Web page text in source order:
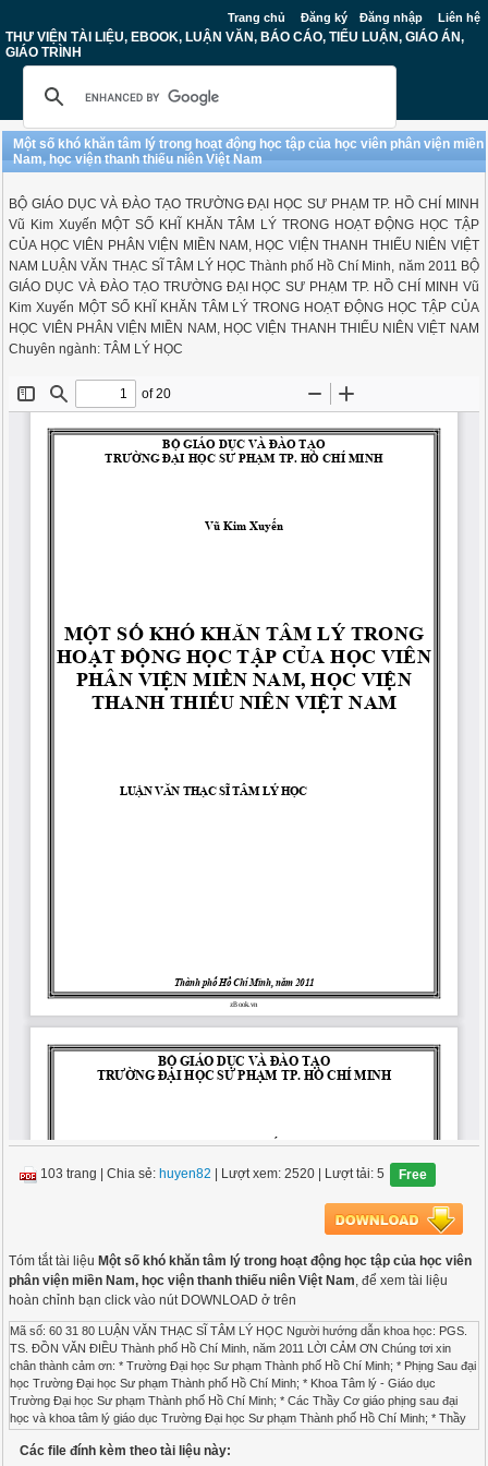
Trang chủ Đăng ký Đăng nhập Liên hệ
THƯ VIỆN TÀI LIỆU, EBOOK, LUẬN VĂN, BÁO CÁO, TIỂU LUẬN, GIÁO ÁN,
GIÁO TRÌNH
Một số khó khăn tâm lý trong hoạt động học tập của học viên phân viện miền
Nam, học viện thanh thiếu niên Việt Nam
BỘ GIÁO DỤC VÀ ĐÀO TẠO TRƯỜNG ĐẠI HỌC SƯ PHẠM TP. HỒ CHÍ MINH
Vũ Kim Xuyến MỘT SỐ KHĨ KHĂN TÂM LÝ TRONG HOẠT ĐỘNG HỌC TẬP
CỦA HỌC VIÊN PHÂN VIỆN MIỀN NAM, HỌC VIỆN THANH THIẾU NIÊN VIỆT
NAM LUẬN VĂN THẠC SĨ TÂM LÝ HỌC Thành phố Hồ Chí Minh, năm 2011 BỘ
GIÁO DỤC VÀ ĐÀO TẠO TRƯỜNG ĐẠI HỌC SƯ PHẠM TP. HỒ CHÍ MINH Vũ
Kim Xuyến MỘT SỐ KHĨ KHĂN TÂM LÝ TRONG HOẠT ĐỘNG HỌC TẬP CỦA
HỌC VIÊN PHÂN VIỆN MIỀN NAM, HỌC VIỆN THANH THIẾU NIÊN VIỆT NAM
Chuyên ngành: TÂM LÝ HỌC
103 trang |Chia sẻ: huyen82 | Lượt xem: 2520 | Lượt tải: 5 Free
Tóm tắt tài liệu Một số khó khăn tâm lý trong hoạt động học tập của học viên
phân viện miền Nam, học viện thanh thiếu niên Việt Nam, để xem tài liệu
hoàn chỉnh bạn click vào nút DOWNLOAD ở trên
Mã số: 60 31 80 LUẬN VĂN THẠC SĨ TÂM LÝ HỌC Người hướng dẫn khoa học: PGS. TS. ĐỒN VĂN ĐIỀU Thành phố Hồ Chí Minh, năm 2011 LỜI CẢM ƠN Chúng tơi xin chân thành cảm ơn: * Trường Đại học Sư phạm Thành phố Hồ Chí Minh; * Phịng Sau đại học Trường Đại học Sư phạm Thành phố Hồ Chí Minh; * Khoa Tâm lý - Giáo dục Trường Đại học Sư phạm Thành phố Hồ Chí Minh; * Các Thầy Cơ giáo phịng sau đại học và khoa tâm lý giáo dục Trường Đại học Sư phạm Thành phố Hồ Chí Minh; * Thầy Cơ giáo và các em Học viên K14, 15 của Phân viện Miền Nam, Học viện Thanh thiếu niên Việt Nam; * PGS.TS. Đồn Văn Điều, người hướng dẫn Đã tận tình hướng dẫn, tạo điều kiện, giúp đỡ và động viên, khuyến khích tơi trong suốt quá trình học tập và nghiên cứu đề tài này. Người thực hiện: Vũ Kim Xuyến MỤC LỤC 0TLỜI CẢM ƠN0T ...................................................................................................................... 3 0TMỤC LỤC0T ............................................................................................................................ 4 0TDANH MỤC CÁC KÝ HIỆU VÀ CÁC CHỮ VIẾT TẮT0T ................................................ 6 0TMỞ ĐẦU0T .............................................................................................................................. 7 0T1.Lý do chọn đề tài0T ................................................................................................................................... 7 0T2.Mục đích nghiên cứu0T ............................................................................................................................. 8 0T3. Khách thể và đối tượng nghiên cứu0T ...................................................................................................... 8 0T4.Giả thuyết khoa học0T............................................................................................................................... 8 0T5. Nhiệm vụ nghiên cứu0T ........................................................................................................................... 9 0T6. Giới hạn đề tài0T ...................................................................................................................................... 9 0T7. Phương pháp nghiên cứu0T ...................................................................................................................... 9 0TCHƯƠNG 1: CƠ SỞ LÝ LUẬN0T ....................................................................................... 10 0T1.1.Lịch sử vấn đề nghiên cứu0T ................................................................................................................ 10 0T1.1.1.Trên thế giới0T ............................................................................................................................. 10 0T1.1.2.Ở Việt Nam0T .............................................................................................................................. 12 0T1.2.Cơ sở lý luận0T .................................................................................................................................... 15 0T1.2.1.Một số khái niệm cĩ liên quan đến đề tài0T ................................................................................... 15 0T1.2.1.1.Khĩ khăn0T ........................................................................................................................... 15 0T1.2.1.2.Khĩ khăn tâm lý trong hoạt động học tập0T ........................................................................... 16 0T1.2.2. Hoạt động học tập và khĩ khăn tâm lý trong hoạt động học tập của học viên trường trung học chuyên nghiệp và dạy nghề0T ................................................................................................................ 17 0T1.2.2.1. Khái niệm Hoạt động0T ....................................................................................................... 17 0T1.2.2.2. Khái niệm hoạt động học tập0T ............................................................................................ 18 0T1.2.2.3. Bản chất của hoạt động học tập0T ........................................................................................ 19 0T1.2.2.4. Khĩ khăn tâm lý trong hoạt động học tập của học viên các trường chuyên nghiệp0T ............ 21 0T1.2.2.5. Hoạt động học tập và khĩ khăn tâm lý trong hoạt động học tập của học viên Phân viện Miền Nam, học viên Thanh thiếu niên Việt Nam0T ........................................................................... 27 0T1.2.2.6. Nguyên nhân của những khĩ khăn tâm lý trong hoạt động học tập0T .................................... 33 0TCHƯƠNG 2: KẾT QUẢ CỦA PHƯƠNG PHÁP NGHIÊN CỨU KHẢO SÁT0T ............. 35 0T2.1. Thể thức và phương pháp nghiên cứu0T .............................................................................................. 35 0T2.1.1. Cách soạn thang đo 0T .................................................................................................................. 35 0T2.1.2. Mẫu nghiên cứu0T ....................................................................................................................... 36 0T2.2. Thực trạng những khĩ khăn tâm lý trong hoạt động học tập của học viên Phân viện Miền Nam, Học viện thanh thiếu niên Việt Nam0T .............................................................................................................. 37 0T2.3. Thực trạng nguyên nhân gây ra những khĩ khăn tâm lý trong hoạt động học tập của học viên Phân viện Miền Nam0T ...................................................................................................................................... 55 0TCHƯƠNG 3: MỘT SỐ BIỆN PHÁP GĨP PHẦN GIÚP HỌC VIÊN GIẢM BỚT NHỮNG KHĨ KHĂN VÀ NÂNG CAO CHẤT LƯỢNG HỌC TẬP0T ............................ 64 0TKẾT LUẬN VÀ KIẾN NGHỊ0T ........................................................................................... 78 0T ÀI LIỆU THAM KHẢO0T ................................................................................................. 84 DANH MỤC CÁC KÝ HIỆU VÀ CÁC CHỮ VIẾT TẮT 1- ĐLTC: Độ lệch tiêu chuẩn 2- TW: Trung ương 3- F: Kiểm nghiệm F 4- GV: Giáo viên 5- GD: giáo dục 6- HV: học viên 7- N: Số người lựa chọn 8- NXB: Nhà xuất bản 9- NQ: nghị quyết 10- P: Mức ý nghĩa của so sánh 11- TB: Trung bình 12- TW: Trung ương MỞ ĐẦU 1.Lý do chọn đề tài Để thực hiện nhiệm vụ giáo dục tư tưởng, chính trị, đạo đức cho thế hệ trẻ Đảng và Nhà nước ta đã xác định: Đồn TNCS Hồ Chí Minh Phải là đội quân trung thành, là nguồn cung cấp lực lượng kế tục sự nghiệp cách mạng của Đảng – nguồn nhân lực trẻ cĩ tri thức, đạo đức, sức khoẻ để gánh vác sứ mệnh tạo nguồn sinh lực mới cho Đảng. Do đĩ, Đồn TNCS Hồ Chí Minh phải cĩ đội ngũ cán bộ Đồn cĩ tâm huyết, năng lực và phẩm chất đạo đức để đảm đương một cách cĩ hiệu quả nhiệm vụ giáo dục thế hệ trẻ cho Đảng. Người cán bộ Đồn, Hội, Đội là mắt xích quan trọng nhất trong phong trào thanh thiếu nhi. Nhiệm vụ lớn nhất của người cán bộ Đồn là giữ vai trị là cầu nối giữa Đảng với thanh thiếu nhi, là người trực tiếp triển khai chủ trương, chính sách của Đảng và Nhà nước đến với thế hệ trẻ, đưa Nghị quyết của Đảng vào đời sống thực tế hết sức sinh động của thanh thiếu nhi; là người tiếp nhận những đề đạt, kiến nghị, những tình cảm thiêng liêng của tuổi trẻ đối với Đảng và Nhà nước. Vai trị của người cán bộ Đồn ví như một “nhạc trưởng” trong sự hồ âm, cộng hưởng từ những trái tim tràn đầy nhiệt huyết của tuổi trẻ theo trống lệnh của Đảng thực hiện đổi mới, hội nhập, phát triển đất nước. Chất lượng cơng tác tập hợp, đồn kết và giáo dục thanh thiếu nhi thơng qua hoạt động của Đồn, Hội, Đội trong tình hình hiện nay đạt hiệu quả ra sao, phản ảnh đậm nét tầm ảnh hưởng của người cán bộ Đồn trước thanh thiếu nhi, vị thế của Đồn trước xã hội. Tổ chức Đồn, Hội, Đội cĩ mạnh; cơng tác tập hợp và giáo dục thanh thiếu nhi cĩ sâu, rộng; cán bộ Đồn cĩ tiêu biểu trước thanh thiếu nhi;… phụ thuộc rất lớn vào chất lượng cơng tác của đội ngũ cán bộ Đồn, Hội, Đội. Nghị quyết số 25-NQ/TW ngày 25/7/2008 của Ban Chấp hành Trung ương Đảng khố X về cơng tác thanh niên đã xác định rõ “... Phải đào tạo, bồi dưỡng đội ngũ cán bộ Đồn các cấp thực sự cĩ trình độ, năng lực, nhiệt tình, cĩ khả năng vận động quần chúng, độ tuổi sát với độ tuổi thanh niên và thực sự tiêu biểu trong thanh niên...”. Phân viện Miền Nam, Học viện thanh thiếu niên Việt Nam được coi là một trung tâm lớn nhất chuyên phụ trách cơng tác đào tạo và bồi dưỡng cán bộ Đồn, Hội, Đội cho các tỉnh, thành và cơ sở phía Nam. Trong thời gian qua Học viện nĩi chung, Phân viện nĩi riêng đã đào tạo và cung cấp cho cơ sở một lực lượng đơng đảo cán bộ Đồn, Hội, Đội đáp ứng thực tiễn của phong trào thanh thiếu nhi. Hiện nay, Học viện thanh thiếu niên Việt Nam đang đứng trước nhiều thời cơ và vận hội mới của đất nước, song cũng phải đối mặt với những khĩ khăn và thách thức khơng nhỏ. Những địi hỏi của phong trào thanh thiếu nhi cả nước trong quá trình hội nhập quốc tế, người cán bộ Đồn, Hội, Đội phải cĩ một trình độ tương xứng với thực tiễn cuộc sống đặt ra,…. Chính vì vậy, Học viện nĩi chung và Phân viện Miền Nam nĩi riêng phải quan tâm hơn nữa đến việc nâng cao chất lượng đào tạo của mình để đáp ứng kịp thời nhu cầu và xu thế phát triển của xã hội. Song trong thực tế do cơ chế chính sách đối với cán bộ Đồn cịn chưa thoả đáng, chưa tạo ra được động lực phát huy tài năng, chưa thu hút được cán bộ giỏi làm cơng tác thanh niên, nguồn tuyển sinh đầu vào của các khĩa học của học viện nhìn chung cịn thấp, vẫn theo cơng thức các cơ sở chọn cử và học viện tiếp nhận, đào tạo. Thời gian gần đây hầu hết học viên là những học sinh mới tốt nghiệp trung học phổ thơng vào học nên cịn rất bỡ ngỡ và gặp nhiều khĩ khăn do chưa quen với mơi trường và phương pháp học tập của học viện. Một số học viên đã từng học qua các trường chuyên nghiệp khác, cĩ những học viên đang đảm nhận các chức vụ khác nhau ở cơ sở Đồ
Các file đính kèm theo tài liệu này: